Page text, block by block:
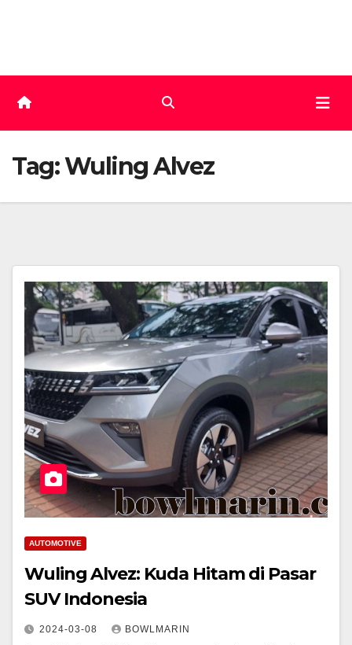
Tag:Wuling Alvez
AUTOMOTIVE
Wuling Alvez: Kuda Hitam di Pasar
SUV Indonesia
2024-03-08 BOWLMARIN